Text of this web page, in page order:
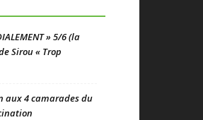
» 5/6 (la
Sirou « Trop
aux 4 camarades du